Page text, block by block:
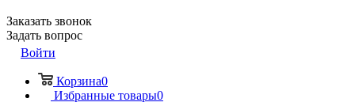
Заказать звонок
Задать вопрос
Войти
Корзина0
Избранные товары0